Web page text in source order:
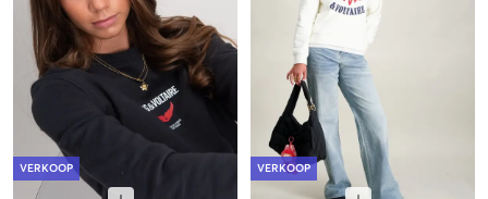
VERKOOP VERKOOP